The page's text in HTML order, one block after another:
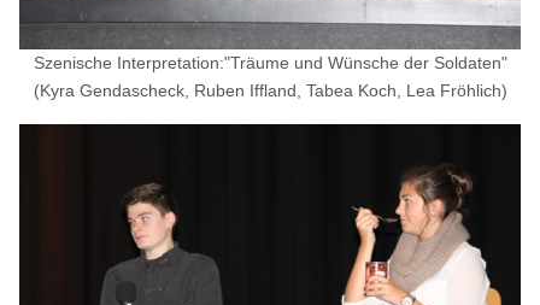
Szenische Interpretation:"Träume und Wünsche der Soldaten"
(Kyra Gendascheck, Ruben Iffland, Tabea Koch, Lea Fröhlich)